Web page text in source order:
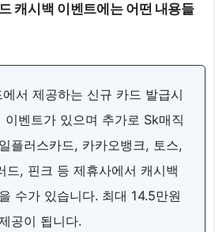
캐시백 이벤트에는 어떤 내용들
서 제공하는 신규 카드 발급시
벤트가 있으며 추가로 Sk매직
플러스카드, 카카오뱅크, 토스,
드, 핀크 등 제휴사에서 캐시백
수가 있습니다. 최대 14.5만원
공이 됩니다.